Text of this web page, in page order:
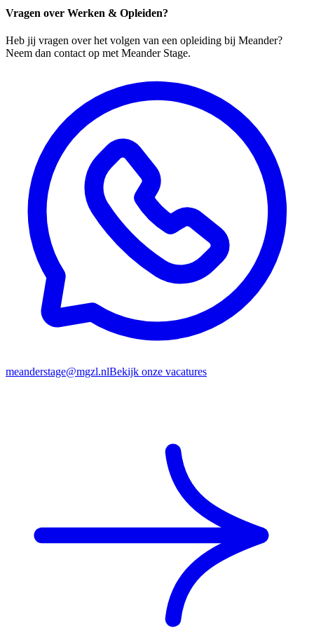
Vragen over Werken & Opleiden?
Heb jij vragen over het volgen van een opleiding bij Meander?
Neem dan contact op met Meander Stage.
meanderstage@mgzl.nlBekijk onze vacatures